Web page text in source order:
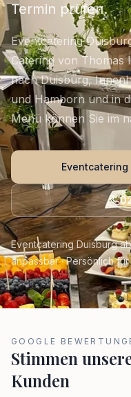
Termin prüfen.
Eventcatering
Catering von Thomas
nach Duisburg,
und Hamborn und in
Menü können Sie im
Eventcatering Duisburg
anpassbar · Persönlich
GOOGLE
Stimmen
Kunden